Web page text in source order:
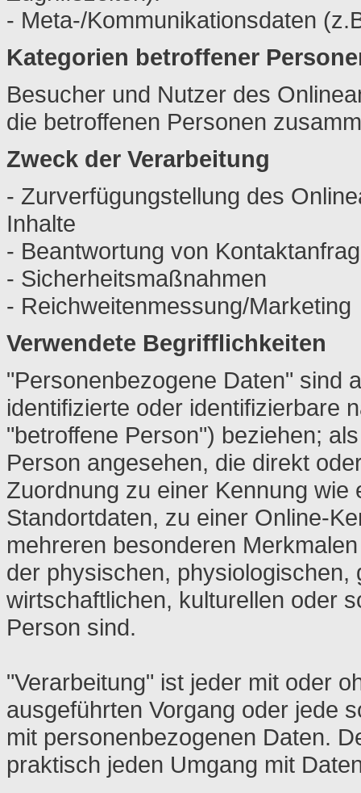
- Meta-/Kommunikationsdaten
Kategorien betroffener
Besucher und Nutzer des
die betroffenen Personen
Zweck der Verarbeitung
- Zurverfügungstellung des
Inhalte
- Beantwortung von
- Sicherheitsmaßnahmen
- Reichweitenmessung/Marketing
Verwendete Begrifflichkeiten
"Personenbezogene Daten" sind
identifizierte oder identifizierbare
"betroffene Person") beziehen;
Person angesehen, die direkt
Zuordnung zu einer Kennung
Standortdaten, zu einer Online-
mehreren besonderen
der physischen,
wirtschaftlichen, kulturellen oder
Person sind.
"Verarbeitung" ist jeder mit oder
ausgeführten Vorgang oder jede
mit personenbezogenen Daten.
praktisch jeden Umgang mit